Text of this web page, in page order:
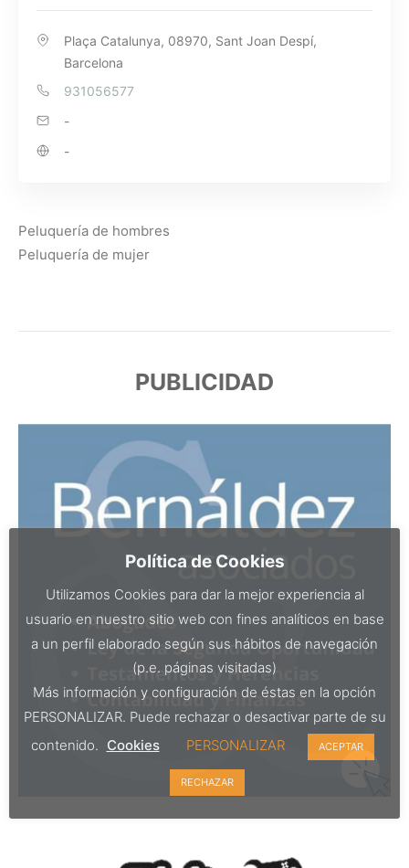
Plaça Catalunya, 08970, Sant Joan Despí,
Barcelona
931056577
-
-
Peluquería de hombres
Peluquería de mujer
PUBLICIDAD
Política de Cookies
Utilizamos Cookies para dar la mejor experiencia al
usuario en nuestro sitio web con fines analíticos en base
a un perfil elaborado según sus hábitos de navegación
(p.e. páginas visitadas)
Más información y configuración de éstas en la opción
PERSONALIZAR. Puede rechazar o desactivar parte de su
contenido. Cookies PERSONALIZAR ACEPTAR
RECHAZAR